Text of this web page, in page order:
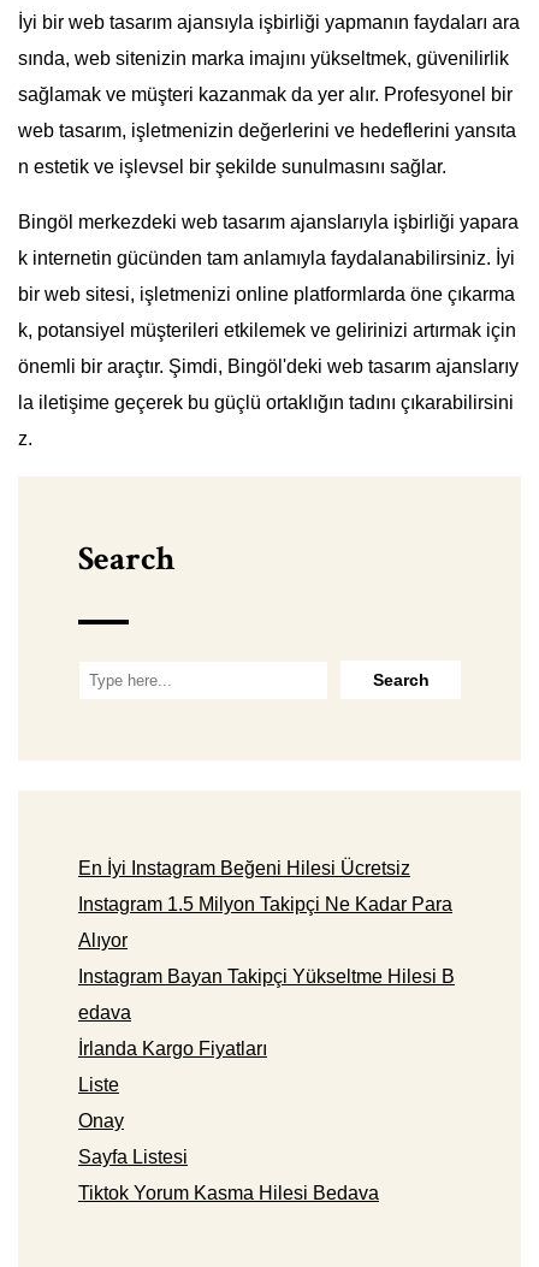
İyi bir web tasarım ajansıyla işbirliği yapmanın faydaları ara
sında, web sitenizin marka imajını yükseltmek, güvenilirlik
sağlamak ve müşteri kazanmak da yer alır. Profesyonel bir
web tasarım, işletmenizin değerlerini ve hedeflerini yansıta
n estetik ve işlevsel bir şekilde sunulmasını sağlar.
Bingöl merkezdeki web tasarım ajanslarıyla işbirliği yapara
k internetin gücünden tam anlamıyla faydalanabilirsiniz. İyi
bir web sitesi, işletmenizi online platformlarda öne çıkarma
k, potansiyel müşterileri etkilemek ve gelirinizi artırmak için
önemli bir araçtır. Şimdi, Bingöl'deki web tasarım ajanslarıy
la iletişime geçerek bu güçlü ortaklığın tadını çıkarabilirsini
z.
Search
En İyi Instagram Beğeni Hilesi Ücretsiz
Instagram 1.5 Milyon Takipçi Ne Kadar Para
Alıyor
Instagram Bayan Takipçi Yükseltme Hilesi B
edava
İrlanda Kargo Fiyatları
Liste
Onay
Sayfa Listesi
Tiktok Yorum Kasma Hilesi Bedava